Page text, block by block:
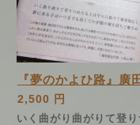
『夢のかよひ路』廣
2,500 円
いく曲がり曲がりて登